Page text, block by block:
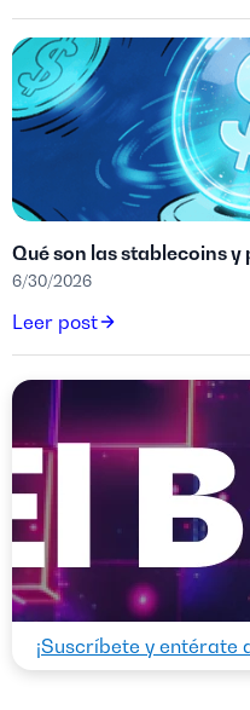
Qué son las stablecoins
6/30/2026
Leer post
¡Suscríbete y entérate